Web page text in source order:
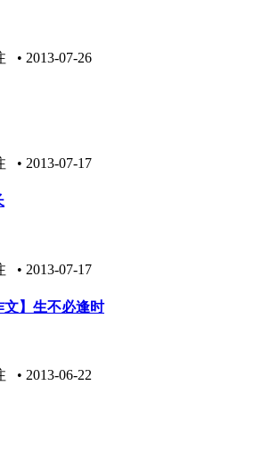
• 2013-07-26
• 2013-07-17
• 2013-07-17
文】生不必逢时
• 2013-06-22